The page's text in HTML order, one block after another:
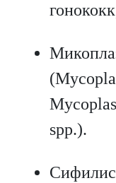
spp.).
Сифилис